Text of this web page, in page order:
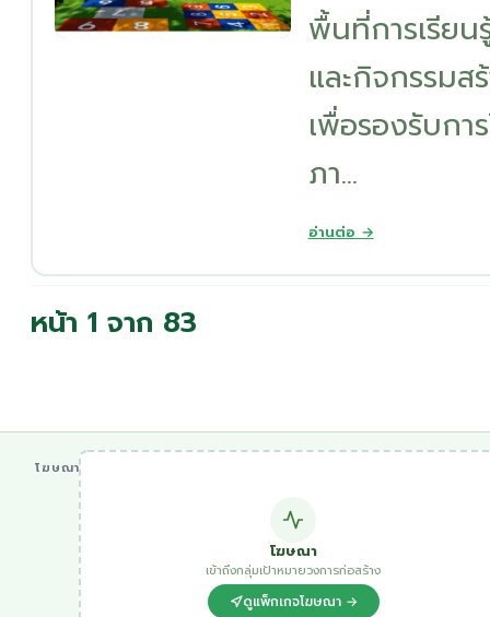
พื้นที่การเรีย
และกิจกรรม
เพื่อรองรับกา
ภา...
อ่านต่อ →
หน้า 1 จาก 83
โฆษณา
โฆษณา
เข้าถึงกลุ่มเป้าหมายวงการก่อสร้าง
ดูแพ็กเกจโฆษณา →